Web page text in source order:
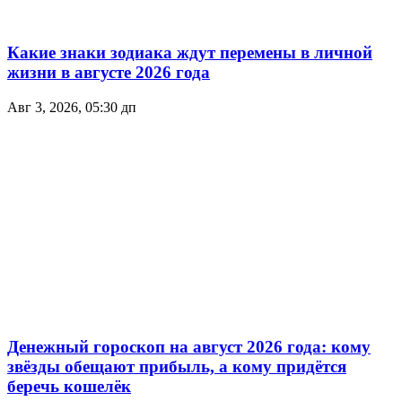
Какие знаки зодиака ждут перемены в личной
жизни в августе 2026 года
Авг 3, 2026, 05:30 дп
Денежный гороскоп на август 2026 года: кому
звёзды обещают прибыль, а кому придётся
беречь кошелёк